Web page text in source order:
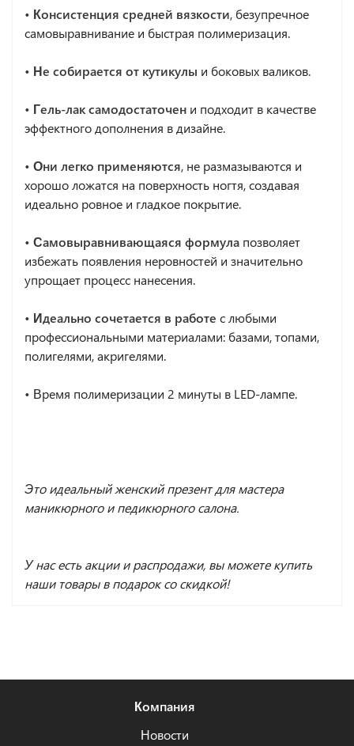
• Консистенция средней вязкости, безупречное
самовыравнивание и быстрая полимеризация.
• Не собирается от кутикулы и боковых валиков.
• Гель-лак самодостаточен и подходит в качестве
эффектного дополнения в дизайне.
• Они легко применяются, не размазываются и
хорошо ложатся на поверхность ногтя, создавая
идеально ровное и гладкое покрытие.
• Самовыравнивающаяся формула позволяет
избежать появления неровностей и значительно
упрощает процесс нанесения.
• Идеально сочетается в работе с любыми
профессиональными материалами: базами, топами,
полигелями, акригелями.
• Время полимеризации 2 минуты в LED-лампе.
Это идеальный женский презент для мастера
маникюрного и педикюрного салона.
У нас есть акции и распродажи, вы можете купить
наши товары в подарок со скидкой!
Компания
Новости